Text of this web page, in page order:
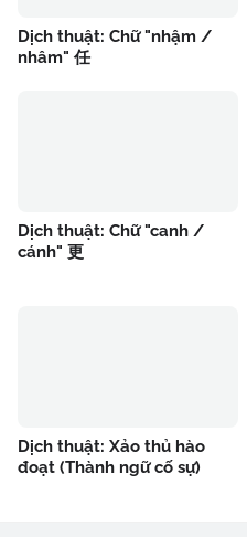
Dịch thuật: Chữ "nhậm /
nhâm" 任
Dịch thuật: Chữ "canh /
cánh" 更
Dịch thuật: Xảo thủ hào
đoạt (Thành ngữ cố sự)